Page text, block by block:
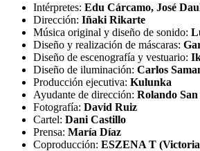
Intérpretes: Edu Cárcamo, José
Dirección: Iñaki Rikarte
Música original y diseño de sonido:
Diseño y realización de máscaras:
Diseño de escenografía y vestuario:
Diseño de iluminación: Carlos
Producción ejecutiva: Kulunka
Ayudante de dirección: Rolando
Fotografía: David Ruiz
Cartel: Dani Castillo
Prensa: María Díaz
Coproducción: ESZENA T (Victoria